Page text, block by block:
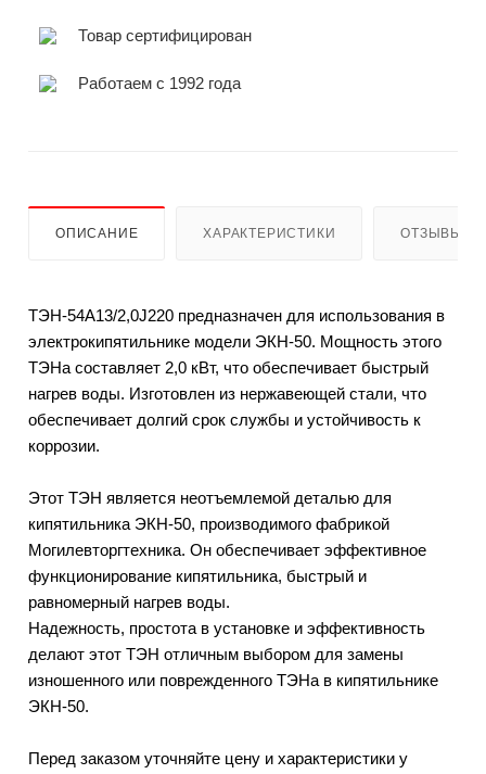
Товар сертифицирован
Работаем с 1992 года
ОПИСАНИЕ ХАРАКТЕРИСТИКИ ОТЗЫВЫ
ТЭН-54А13/2,0J220 предназначен для использования в
электрокипятильнике модели ЭКН-50. Мощность этого
ТЭНа составляет 2,0 кВт, что обеспечивает быстрый
нагрев воды. Изготовлен из нержавеющей стали, что
обеспечивает долгий срок службы и устойчивость к
коррозии.
Этот ТЭН является неотъемлемой деталью для
кипятильника ЭКН-50, производимого фабрикой
Могилевторгтехника. Он обеспечивает эффективное
функционирование кипятильника, быстрый и
равномерный нагрев воды.
Надежность, простота в установке и эффективность
делают этот ТЭН отличным выбором для замены
изношенного или поврежденного ТЭНа в кипятильнике
ЭКН-50.
Перед заказом уточняйте цену и характеристики у